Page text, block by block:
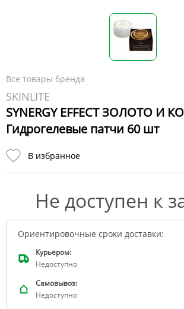
Все товары бренда
SKINLITE
SYNERGY EFFECT ЗОЛОТО И
Гидрогелевые патчи 60 шт
В избранное
Не доступен к
Ориентировочные сроки доставки:
Курьером:
Недоступно
Самовывоз:
Недоступно